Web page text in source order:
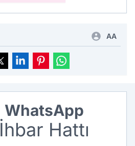
AA
WhatsApp
İhbar Hattı